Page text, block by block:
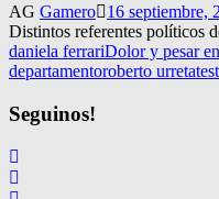
AG Gamero 16 septiembre,
Distintos referentes políticos
daniela ferrariDolor y pesar
departamentoroberto urreta
Seguinos!